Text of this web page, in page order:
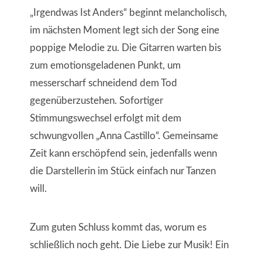
„Irgendwas Ist Anders“ beginnt melancholisch,
im nächsten Moment legt sich der Song eine
poppige Melodie zu. Die Gitarren warten bis
zum emotionsgeladenen Punkt, um
messerscharf schneidend dem Tod
gegenüberzustehen. Sofortiger
Stimmungswechsel erfolgt mit dem
schwungvollen „Anna Castillo“. Gemeinsame
Zeit kann erschöpfend sein, jedenfalls wenn
die Darstellerin im Stück einfach nur Tanzen
will.
Zum guten Schluss kommt das, worum es
schließlich noch geht. Die Liebe zur Musik! Ein